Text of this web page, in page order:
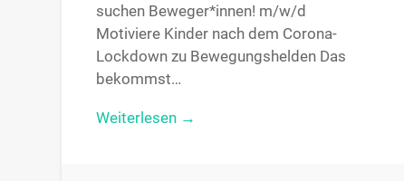
suchen Beweger*innen! m/w/d
Motiviere Kinder nach dem Corona-
Lockdown zu Bewegungshelden Das
bekommst…
Weiterlesen →